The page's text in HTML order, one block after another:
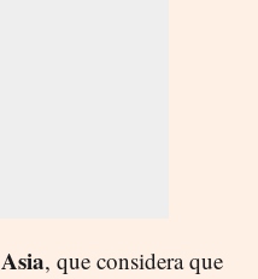
Asia, que considera que